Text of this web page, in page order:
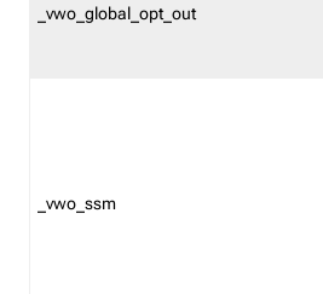
_vwo_global_opt_out
_vwo_ssm